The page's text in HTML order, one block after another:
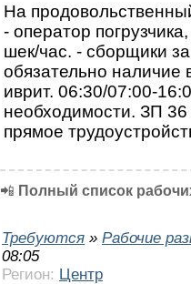
На
- оператор
шек/час. - сборщики
обязательно наличие
иврит. 06:30/07:00-
необходимости. ЗП
прямое
📲 Полный список
Требуются » Рабочие
08:05
Регион: Центр